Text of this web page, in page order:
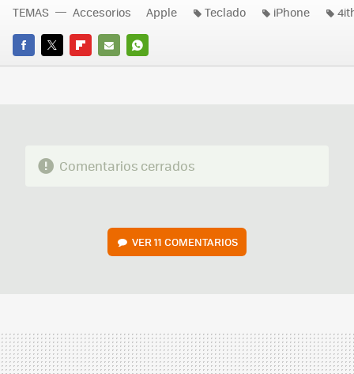
FACEBOOK
TWITTERFLIPBOARD
E-
WHATSAPP
TEMAS Accesorios Apple Teclado iPhone
Comentarios cerrados
VER11 COMENTARIOS